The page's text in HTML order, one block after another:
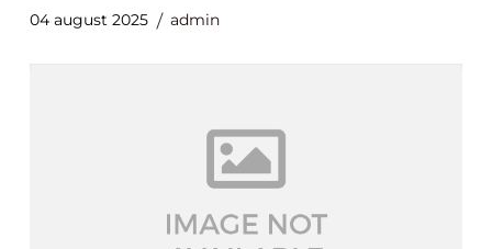
04 august 2025 admin